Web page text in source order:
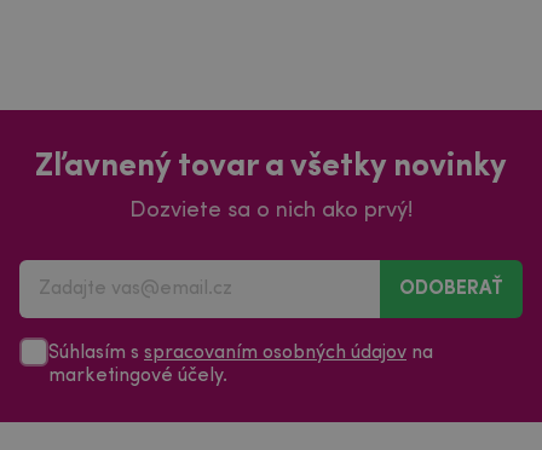
Zľavnený tovar a všetky novinky
Dozviete sa o nich ako prvý!
ODOBERAŤ
Súhlasím s spracovaním osobných údajov na
marketingové účely.